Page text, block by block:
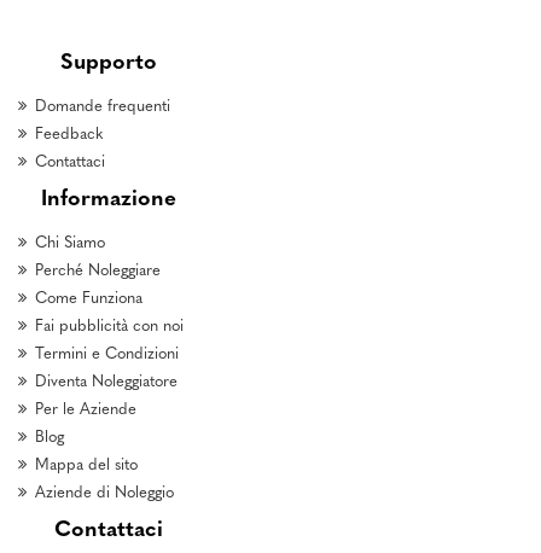
Supporto
Domande frequenti
Feedback
Contattaci
Informazione
Chi Siamo
Perché Noleggiare
Come Funziona
Fai pubblicità con noi
Termini e Condizioni
Diventa Noleggiatore
Per le Aziende
Blog
Mappa del sito
Aziende di Noleggio
Contattaci